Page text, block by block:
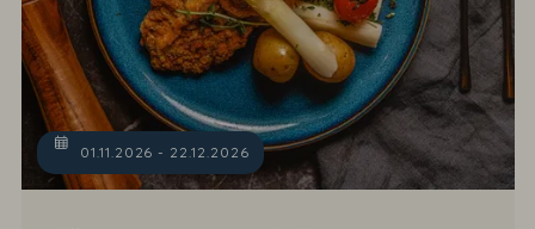
01.11.2026 - 22.12.2026